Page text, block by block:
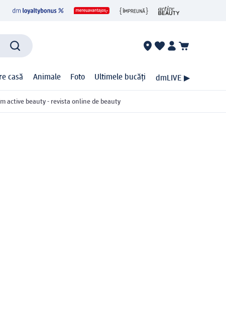
casă Animale Foto Ultimele bucăți dmLIVE ▶
active beauty - revista online de beauty